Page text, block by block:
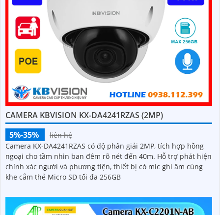
CAMERA KBVISION KX-DA4241RZAS (2MP)
5%-35%
liên hệ
Camera KX-DA4241RZAS có độ phân giải 2MP, tích hợp hồng
ngoại cho tầm nhìn ban đêm rõ nét đến 40m. Hỗ trợ phát hiện
chính xác người và phương tiện, thiết bị có mic ghi âm cùng
khe cắm thẻ Micro SD tối đa 256GB